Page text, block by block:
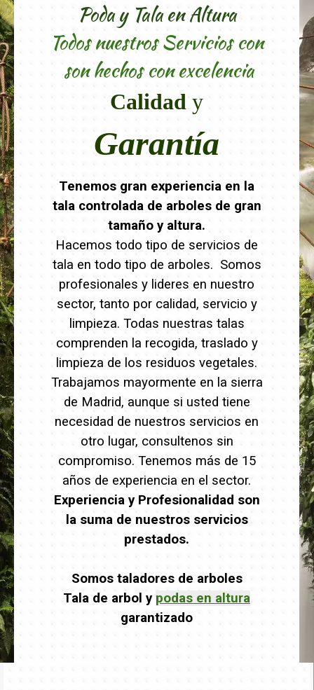
Poda y Tala en Altura
Todos nuestros Servicios con
son hechos con excelencia
Calidad y
Garantía
Tenemos gran experiencia en la
tala controlada de arboles de gran
tamaño y altura.
Hacemos todo tipo de servicios de
tala en todo tipo de arboles. Somos
profesionales y lideres en nuestro
sector, tanto por calidad, servicio y
limpieza. Todas nuestras talas
comprenden la recogida, traslado y
limpieza de los residuos vegetales.
Trabajamos mayormente en la sierra
de Madrid, aunque si usted tiene
necesidad de nuestros servicios en
otro lugar, consultenos sin
compromiso. Tenemos más de 15
años de experiencia en el sector.
Experiencia y Profesionalidad son
la suma de nuestros servicios
prestados.
Somos taladores de arboles
Tala de arbol y podas en altura
garantizado